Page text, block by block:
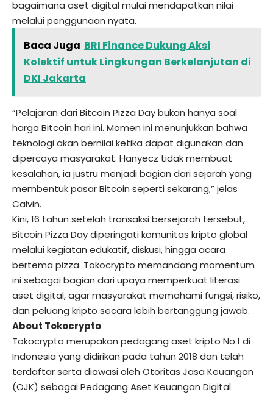
bagaimana aset digital mulai mendapatkan nilai
melalui penggunaan nyata.
Baca Juga BRI Finance Dukung Aksi
Kolektif untuk Lingkungan Berkelanjutan di
DKI Jakarta
“Pelajaran dari Bitcoin Pizza Day bukan hanya soal
harga Bitcoin hari ini. Momen ini menunjukkan bahwa
teknologi akan bernilai ketika dapat digunakan dan
dipercaya masyarakat. Hanyecz tidak membuat
kesalahan, ia justru menjadi bagian dari sejarah yang
membentuk pasar Bitcoin seperti sekarang,” jelas
Calvin.
Kini, 16 tahun setelah transaksi bersejarah tersebut,
Bitcoin Pizza Day diperingati komunitas kripto global
melalui kegiatan edukatif, diskusi, hingga acara
bertema pizza. Tokocrypto memandang momentum
ini sebagai bagian dari upaya memperkuat literasi
aset digital, agar masyarakat memahami fungsi, risiko,
dan peluang kripto secara lebih bertanggung jawab.
About Tokocrypto
Tokocrypto merupakan pedagang aset kripto No.1 di
Indonesia yang didirikan pada tahun 2018 dan telah
terdaftar serta diawasi oleh Otoritas Jasa Keuangan
(OJK) sebagai Pedagang Aset Keuangan Digital